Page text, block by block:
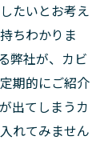
たいとお考え
ちわかりま
弊社が、カビ
期的にご紹介
出てしまうカ
れてみません